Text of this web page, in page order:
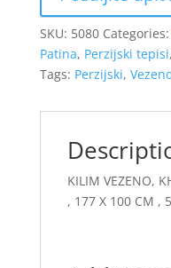
SKU: 5080 Categories:
Patina, Perzijski tepisi,
Tags: Perzijski,
KILIM VEZENO,
, 177 X 100 CM ,